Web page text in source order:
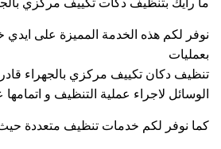
نوفر لكم هذه الخدمة المميزة على ايدي
بعمليات
تنظيف دكان تكييف مركزي بالجهراء
الوسائل لاجراء عملية التنظيف و
كما نوفر لكم خدمات تنظيف متعددة